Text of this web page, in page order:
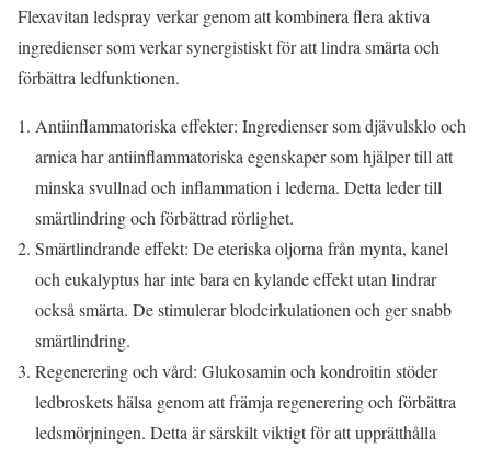
Flexavitan ledspray verkar genom att kombinera flera aktiva
ingredienser som verkar synergistiskt för att lindra smärta och
förbättra ledfunktionen.
Antiinflammatoriska effekter: Ingredienser som djävulsklo och
arnica har antiinflammatoriska egenskaper som hjälper till att
minska svullnad och inflammation i lederna. Detta leder till
smärtlindring och förbättrad rörlighet.
Smärtlindrande effekt: De eteriska oljorna från mynta, kanel
och eukalyptus har inte bara en kylande effekt utan lindrar
också smärta. De stimulerar blodcirkulationen och ger snabb
smärtlindring.
Regenerering och vård: Glukosamin och kondroitin stöder
ledbroskets hälsa genom att främja regenerering och förbättra
ledsmörjningen. Detta är särskilt viktigt för att upprätthålla